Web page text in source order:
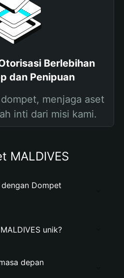
Berlebihan
dan Penipuan
menjaga aset
inti dari misi kami.
MALDIVES
Dompet
unik?
depan